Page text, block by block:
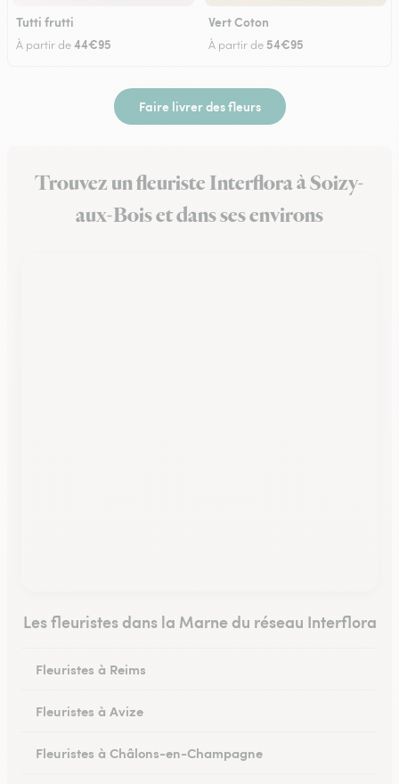
Tutti frutti
À partir de44€95
Vert Coton
À partir de 54€95
Faire livrer des fleurs
Trouvez un fleuriste Interflora à Soizy-
aux-Bois et dans ses environs
Les fleuristes dans la Marne du réseau Interflora
Fleuristes à Reims
Fleuristes à Avize
Fleuristes à Châlons-en-Champagne